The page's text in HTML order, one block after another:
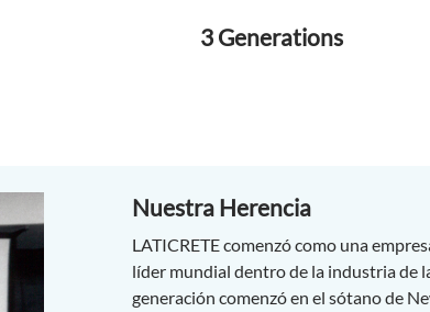
3 Generations
Nuestra Herencia
LATICRETE comenzó como una
líder mundial dentro de la industria de
generación comenzó en el sótano de